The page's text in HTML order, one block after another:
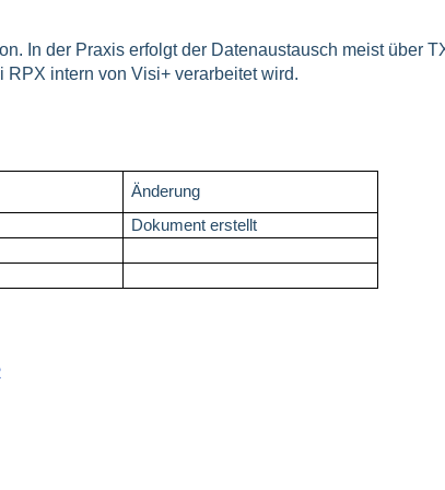
In der Praxis erfolgt der Datenaustausch meist über
intern von Visi+ verarbeitet wird.
Änderung
Dokument erstellt